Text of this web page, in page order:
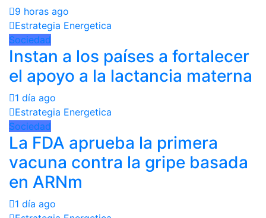
9 horas ago
Estrategia Energetica
Sociedad
Instan a los países a fortalecer
el apoyo a la lactancia materna
1 día ago
Estrategia Energetica
Sociedad
La FDA aprueba la primera
vacuna contra la gripe basada
en ARNm
1 día ago